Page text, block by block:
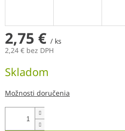
2,75 € / ks
2,24 € bez DPH
cena:
Skladom
Možnosti doručenia